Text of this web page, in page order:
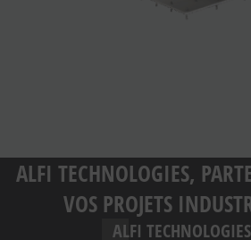
ALFI TECHNOLOGIES,
VOS PROJETS
ALFI TECHNOLOGIES